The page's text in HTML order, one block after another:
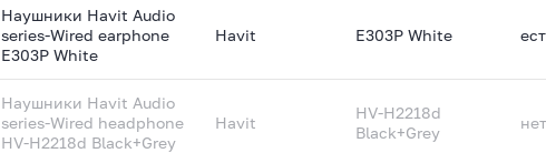
Наушники Havit Audio
series-Wired earphone
E303P White
Havit E303P White
Наушники Havit Audio
series-Wired headphone
HV-H2218d Black+Grey
Havit
HV-H2218d
Black+Grey
нет